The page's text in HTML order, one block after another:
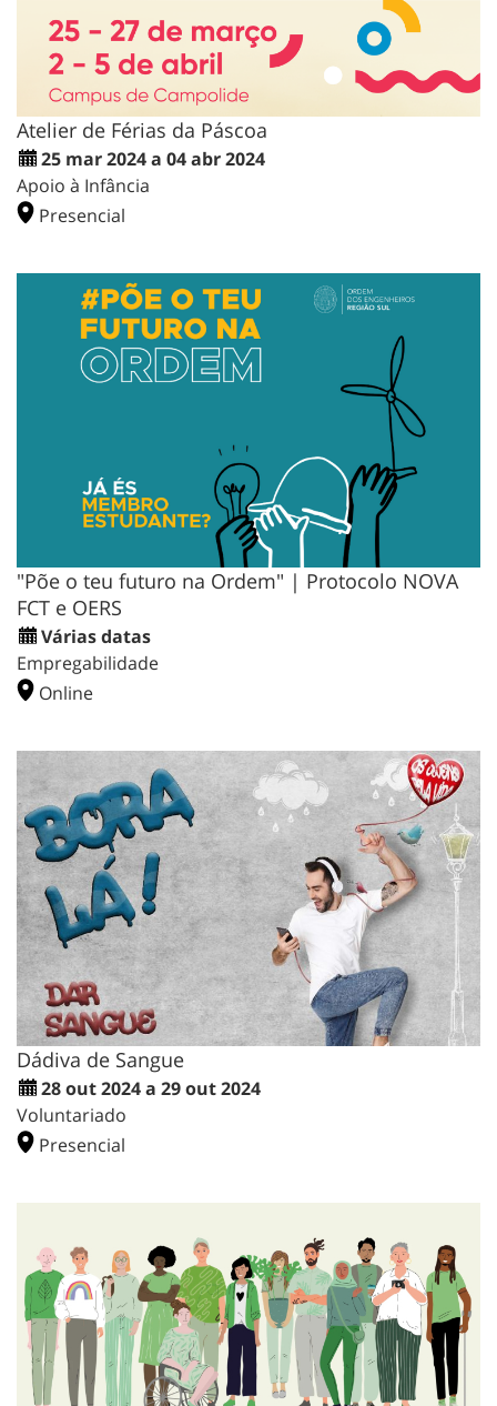
Atelier de Férias da Páscoa
25 mar 2024 a 04 abr 2024
Apoio à Infância
Presencial
"Põe o teu futuro na Ordem" | Protocolo NOVA
FCT e OERS
Várias datas
Empregabilidade
Online
Dádiva de Sangue
28 out 2024 a 29 out 2024
Voluntariado
Presencial